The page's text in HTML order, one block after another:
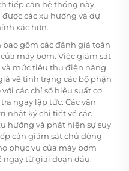
tiếp cận hệ thống này
các xu hướng và dự
xác hơn.
gồm các đánh giá toàn
máy bơm. Việc giám sát
mức tiêu thụ điện năng
về tình trạng các bộ phận
các chỉ số hiệu suất cơ
ngay lập tức. Các vận
nhật ký chi tiết về các
hướng và phát hiện sự suy
cận giám sát chủ động
phục vụ của máy bơm
ngay từ giai đoạn đầu.